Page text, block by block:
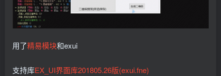
用了精易模块和exui
支持库EX_UI界面库201805.26版(exui.fne)